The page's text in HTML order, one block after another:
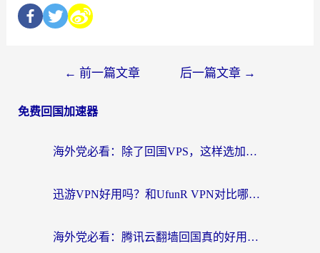
← 前一篇文章 后一篇文章 →
免费回国加速器
海外党必看：除了回国VPS，这样选加速器也能无缝刷国内资源？
迅游VPN好用吗？和UfunR VPN对比哪个回国效果更好？海外党亲测避坑指南
海外党必看：腾讯云翻墙回国真的好用吗？+ 3步选对回国加速器指南